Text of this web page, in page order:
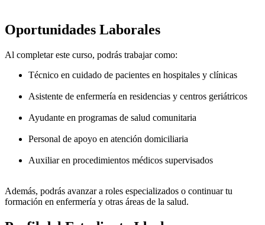
Oportunidades Laborales
Al completar este curso, podrás trabajar como:
Técnico en cuidado de pacientes en hospitales y clínicas
Asistente de enfermería en residencias y centros geriátricos
Ayudante en programas de salud comunitaria
Personal de apoyo en atención domiciliaria
Auxiliar en procedimientos médicos supervisados
Además, podrás avanzar a roles especializados o continuar tu
formación en enfermería y otras áreas de la salud.